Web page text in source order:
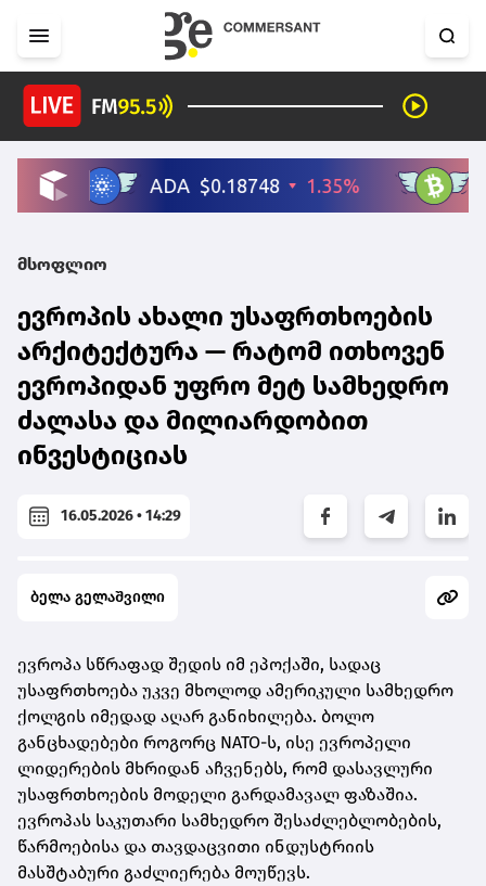
მსოფლიო
ევროპის ახალი უსაფრთხოების
არქიტექტურა — რატომ ითხოვენ
ევროპიდან უფრო მეტ სამხედრო
ძალასა და მილიარდობით
ინვესტიციას
16.05.2026 • 14:29
ბელა გელაშვილი
ევროპა სწრაფად შედის იმ ეპოქაში, სადაც
უსაფრთხოება უკვე მხოლოდ ამერიკული სამხედრო
ქოლგის იმედად აღარ განიხილება. ბოლო
განცხადებები როგორც NATO-ს, ისე ევროპელი
ლიდერების მხრიდან აჩვენებს, რომ დასავლური
უსაფრთხოების მოდელი გარდამავალ ფაზაშია.
ევროპას საკუთარი სამხედრო შესაძლებლობების,
წარმოებისა და თავდაცვითი ინდუსტრიის
მასშტაბური გაძლიერება მოუწევს.